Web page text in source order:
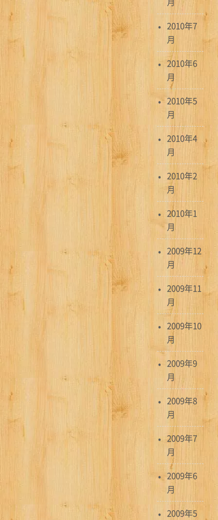
2010年7
月
2010年6
月
2010年5
月
2010年4
月
2010年2
月
2010年1
月
2009年12
月
2009年11
月
2009年10
月
2009年9
月
2009年8
月
2009年7
月
2009年6
月
2009年5